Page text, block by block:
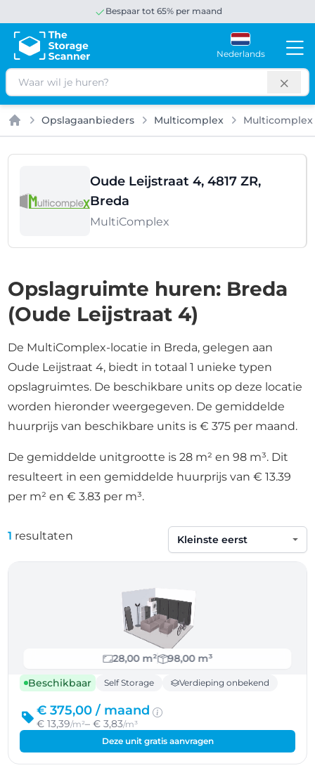
Bespaar tot 65% per maand
Nederlands
Zoeken
Home
Opslagaanbieders Multicomplex Multicomplex
Oude Leijstraat 4, 4817 ZR,
Breda
MultiComplex
Opslagruimte huren: Breda
(Oude Leijstraat 4)
De MultiComplex-locatie in Breda, gelegen aan
Oude Leijstraat 4, biedt in totaal 1 unieke typen
opslagruimtes. De beschikbare units op deze locatie
worden hieronder weergegeven. De gemiddelde
huurprijs van beschikbare units is € 375 per maand.
De gemiddelde unitgrootte is 28 m² en 98 m³. Dit
resulteert in een gemiddelde huurprijs van € 13.39
per m² en € 3.83 per m³.
1 resultaten
Sorteren op
28,00 m²
98,00 m³
Beschikbaar
Self Storage Verdieping onbekend
€ 375,00 / maand
€ 13,39/m²– € 3,83/m³
Deze unit gratis aanvragen